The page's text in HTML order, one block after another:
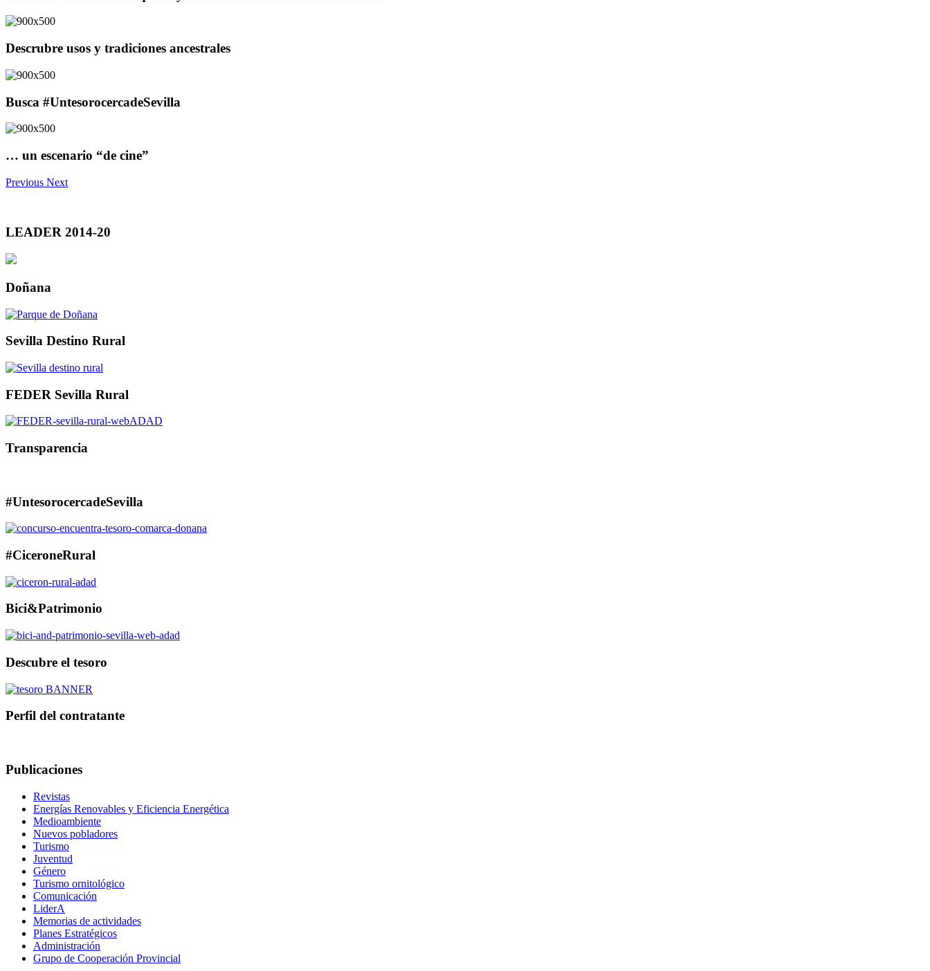
Descrubre usos y tradiciones ancestrales
Busca #UntesorocercadeSevilla
… un escenario “de cine”
Previous Next
LEADER 2014-20
Doñana
Sevilla Destino Rural
FEDER Sevilla Rural
Transparencia
#UntesorocercadeSevilla
#CiceroneRural
Bici&Patrimonio
Descubre el tesoro
Perfil del contratante
Publicaciones
Revistas
Energías Renovables y Eficiencia Energética
Medioambiente
Nuevos pobladores
Turismo
Juventud
Género
Turismo ornitológico
Comunicación
LiderA
Memorias de actividades
Planes Estratégicos
Administración
Grupo de Cooperación Provincial